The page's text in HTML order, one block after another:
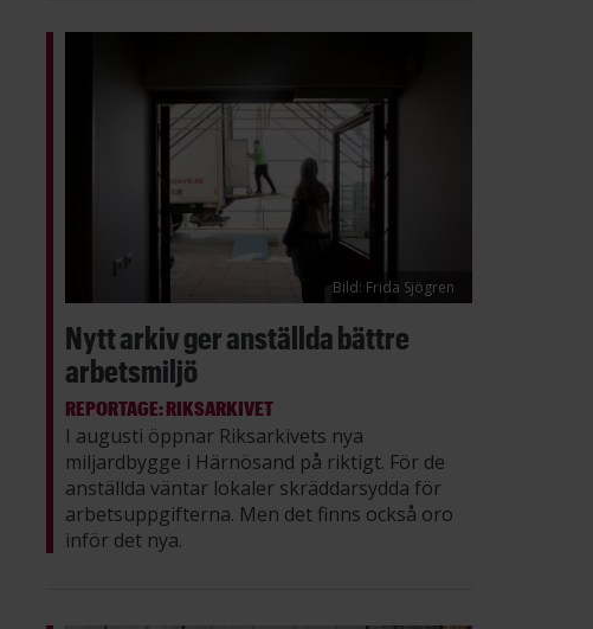
Bild: Frida Sjögren
Nytt arkiv ger anställda bättre
arbetsmiljö
REPORTAGE: RIKSARKIVET
I augusti öppnar Riksarkivets nya
miljardbygge i Härnösand på riktigt. För de
anställda väntar lokaler skräddarsydda för
arbetsuppgifterna. Men det finns också oro
inför det nya.